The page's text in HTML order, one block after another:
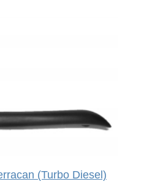
(Turbo Diesel)